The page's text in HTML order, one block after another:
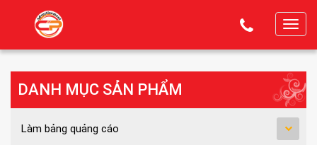
T
g
l
e
n
DANH MỤC SẢN PHẨM
Làm bảng quảng cáo